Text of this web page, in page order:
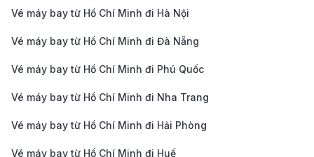
Vé máy bay từ Hồ Chí Minh đi Hà Nội
Vé máy bay từ Hồ Chí Minh đi Đà Nẵng
Vé máy bay từ Hồ Chí Minh đi Phú Quốc
Vé máy bay từ Hồ Chí Minh đi Nha Trang
Vé máy bay từ Hồ Chí Minh đi Hải Phòng
Vé máy bay từ Hồ Chí Minh đi Huế